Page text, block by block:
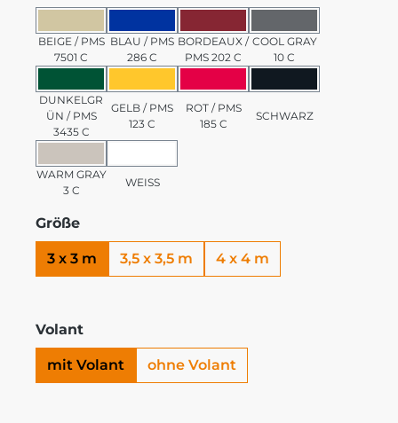
BEIGE / PMS 7501 C
BEIGE / PMS
7501 C
BLAU / PMS 286 C
BLAU / PMS
286 C
BORDEAUX / PMS 202 C
BORDEAUX /
PMS 202 C
COOL GRAY 10 C
COOL GRAY
10 C
DUNKELGRÜN / PMS 3435 C
DUNKELGR
ÜN / PMS
3435 C
GELB / PMS 123 C
GELB / PMS
123 C
ROT / PMS 185 C
ROT / PMS
185 C
SCHWARZ
SCHWARZ
WARM GRAY 3 C
WARM GRAY
3 C
WEISS
WEISS
Größe
3 x 3 m 3,5 x 3,5 m 4 x 4 m
Volant
mit Volant ohne Volant